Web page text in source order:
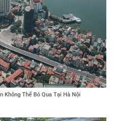
Không Thể Bỏ Qua Tại Hà Nội